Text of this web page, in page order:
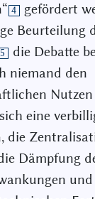
4
gefördert
Beurteilung
5
die Debatte
niemand den
eine
die
Dämpfung